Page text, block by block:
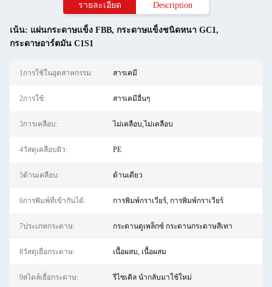
รายละเอียด Description
เน้น: แผ่นกระดาษแข็ง FBB, กระดาษแข็งชนิดหนา GC1,
กระดาษอาร์ตมัน C1S1
1การใช้ในอุตสาหกรรม: สารเคมี
2การใช้: สารเคมีอื่นๆ
3การเคลือบ: ไม่เคลือบ,ไม่เคลือบ
4วัสดุเคลือบผิว: PE
5ด้านเคลือบ: ด้านเดียว
6การพิมพ์ที่เข้ากันได้: การพิมพ์กราเวียร์, การพิมพ์กราเวียร์
7ประเภทกระดาษ: กระดานดูเพล็กซ์ กระดานกระดาษสีเทา
8วัสดุเยื่อกระดาษ: เนื้อผสม, เนื้อผสม
9สไตล์เยื่อกระดาษ: รีไซเคิล นำกลับมาใช้ใหม่